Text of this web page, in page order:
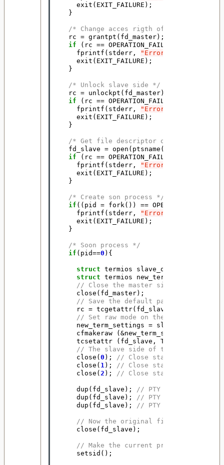
exit ( EXIT_FAILURE );
}
/* Change acces rigth of slave side
rc = grantpt ( fd_master);
if
( rc == OPERATION_FAIL
fprintf ( stderr,
"Error %d on
exit ( EXIT_FAILURE );
}
/* Unlock slave side */
rc = unlockpt ( fd_master);
if
( rc == OPERATION_FAIL
fprintf ( stderr,
"Error %d on
exit ( EXIT_FAILURE );
}
/* Get file descriptor of slave */
fd_slave = open ( ptsname (
if
( rc == OPERATION_FAIL
fprintf ( stderr, "Error %d on open()
exit ( EXIT_FAILURE );
}
/* Create son process */
if (( pid = fork()) == OPERATION_FAIL
fprintf ( stderr, "Error %d on fork()
exit ( EXIT_FAILURE );
}
/* Soon process */
if ( pid==0 ){
struct termios
struct termios new_term_settings
// Close the master side of the PTY
close ( fd_master);
// Save the default parameters of
rc = tcgetattr( fd_slave
// Set raw mode on the slave side of
new_term_settings =
cfmakeraw
( &new_term_settings
tcsetattr
( fd_slave , TCSANOW
// The slave side of the PTY
close ( 0 );
// Close standard input
close ( 1);
// Close standard output
close ( 2 ); // Close standard error
dup ( fd_slave );
// PTY becomes
dup ( fd_slave );
// PTY becomes
dup ( fd_slave ); // PTY becomes
// Now the original file descriptor
close ( fd_slave );
// Make the current process a new
setsid ();